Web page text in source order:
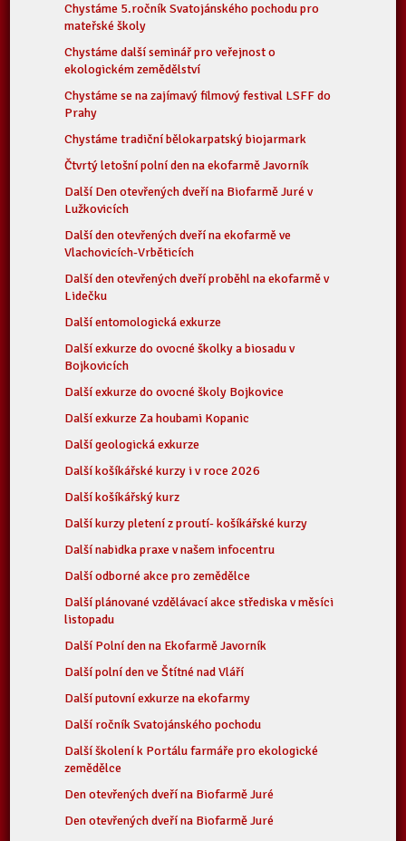
Chystáme 5.ročník Svatojánského pochodu pro
mateřské školy
Chystáme další seminář pro veřejnost o
ekologickém zemědělství
Chystáme se na zajímavý filmový festival LSFF do
Prahy
Chystáme tradiční bělokarpatský biojarmark
Čtvrtý letošní polní den na ekofarmě Javorník
Další Den otevřených dveří na Biofarmě Juré v
Lužkovicích
Další den otevřených dveří na ekofarmě ve
Vlachovicích-Vrběticích
Další den otevřených dveří proběhl na ekofarmě v
Lidečku
Další entomologická exkurze
Další exkurze do ovocné školky a biosadu v
Bojkovicích
Další exkurze do ovocné školy Bojkovice
Další exkurze Za houbami Kopanic
Další geologická exkurze
Další košíkářské kurzy i v roce 2026
Další košíkářský kurz
Další kurzy pletení z proutí- košíkářské kurzy
Další nabidka praxe v našem infocentru
Další odborné akce pro zemědělce
Další plánované vzdělávací akce střediska v měsíci
listopadu
Další Polní den na Ekofarmě Javorník
Další polní den ve Štítné nad Vláří
Další putovní exkurze na ekofarmy
Další ročník Svatojánského pochodu
Další školení k Portálu farmáře pro ekologické
zemědělce
Den otevřených dveří na Biofarmě Juré
Den otevřených dveří na Biofarmě Juré